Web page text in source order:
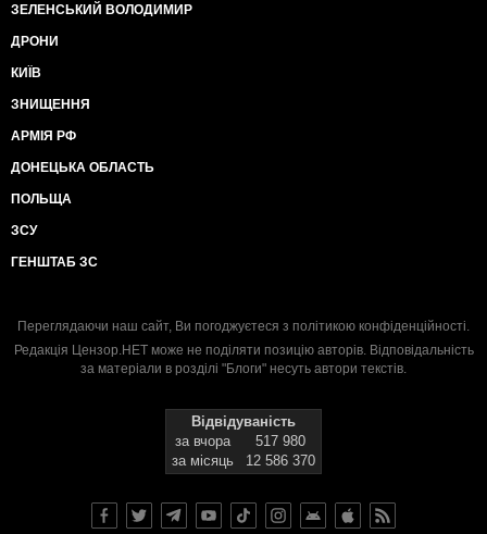
ЗЕЛЕНСЬКИЙ ВОЛОДИМИР
ДРОНИ
КИЇВ
ЗНИЩЕННЯ
АРМІЯ РФ
ДОНЕЦЬКА ОБЛАСТЬ
ПОЛЬЩА
ЗСУ
ГЕНШТАБ ЗС
Переглядаючи наш сайт, Ви погоджуєтеся з політикою конфіденційності.
Редакція Цензор.НЕТ може не поділяти позицію авторів. Відповідальність
за матеріали в розділі "Блоги" несуть автори текстів.
Відвідуваність
за вчора
517 980
за місяць
12 586 370